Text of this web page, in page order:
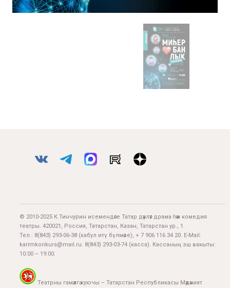
© 2010-2025 К.Тинчурин исемендәге Татар дәүләт драма һәм комедия
театры. 420021, Россия, Татарстан, Казан, Татарстан ур., 1.
Тел.: 8(843) 293-06-38 (кабул итү бүлмәсе), + 7 906 116 34 20. E-Mail:
karimkonkurs@mail.ru. 8(843) 293-03-74 (касса). Кассаның эш вакыты:
10:00 – 19:00.
Театрны гамәлгә куючы – Татарстан Республикасы Мәдәният